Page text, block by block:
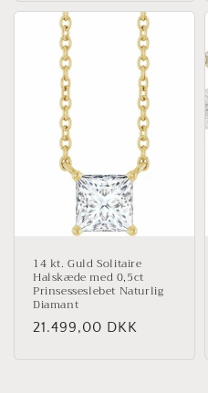
14 kt. Guld Solitaire
Halskæde med 0,5ct
Prinsesseslebet Naturlig
Diamant
Normalpris
21.499,00 DKK